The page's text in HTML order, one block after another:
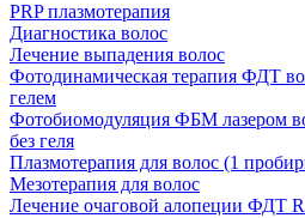
PRP плазмотерапия
Диагностика волос
Лечение выпадения волос
Фотодинамическая терапия ФДТ
гелем
Фотобиомодуляция ФБМ лазером
без геля
Плазмотерапия для волос (1
Мезотерапия для волос
Лечение очаговой алопеции ФДТ